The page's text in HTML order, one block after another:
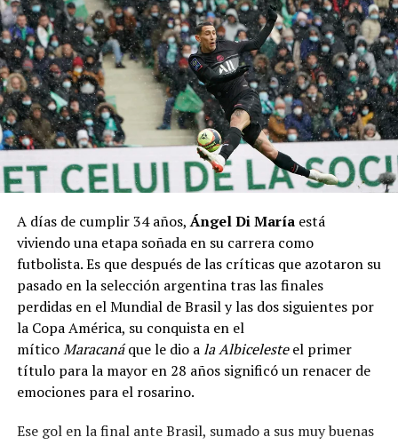
A días de cumplir 34 años,Ángel Di Maríaestá
viviendo una etapa soñada en su carrera como
futbolista. Es que después de las críticas que azotaron su
pasado en la selección argentina tras las finales
perdidas en el Mundial de Brasil y las dos siguientes por
la Copa América, su conquista en el
míticoMaracanáque le dio ala Albicelesteel primer
título para la mayor en 28 años significó un renacer de
emociones para el rosarino.
Ese gol en la final ante Brasil, sumado a sus muy buenas